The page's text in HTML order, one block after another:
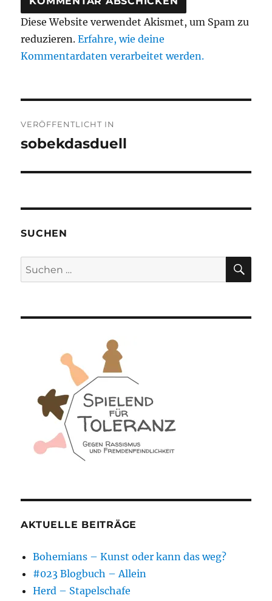
Diese Website verwendet Akismet, um Spam zu
reduzieren.Erfahre, wie deine
Kommentardaten verarbeitet werden.
VERÖFFENTLICHT IN
sobekdasduell
SUCHEN
Suchen
nach:
AKTUELLE BEITRÄGE
Bohemians – Kunst oder kann das weg?
#023 Blogbuch – Allein
Herd – Stapelschafe